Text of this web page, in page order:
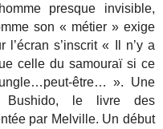
presque invisible,
son « métier » exige
l’écran s’inscrit « Il n’y a
celle du samouraï si ce
être… ». Une
Bushido, le livre des
par Melville. Un début